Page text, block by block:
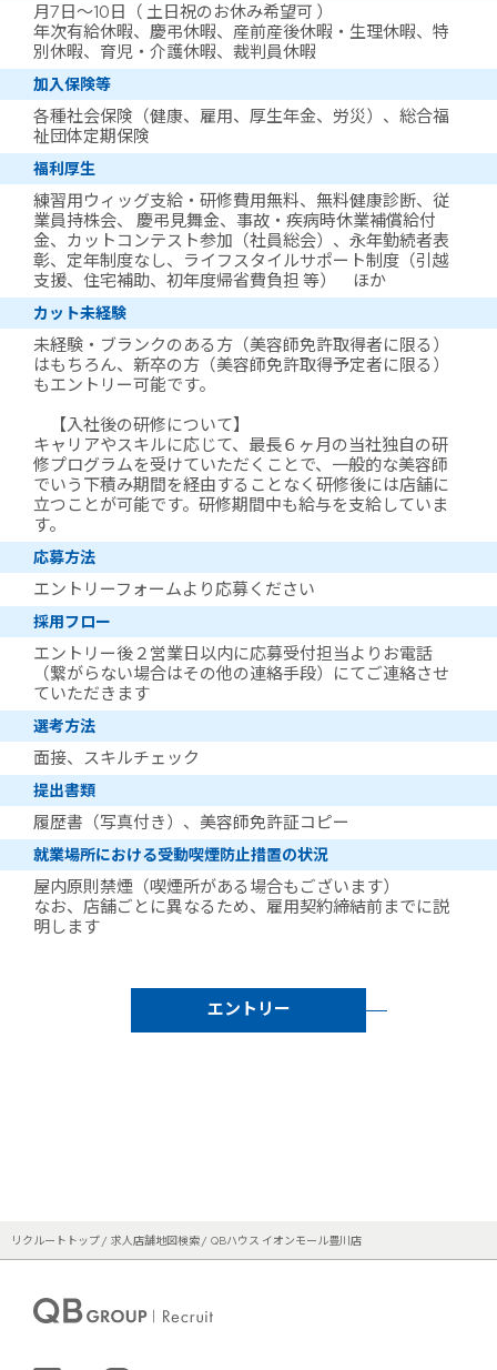
月7日～10日（ 土日祝のお休み希望可 ）
年次有給休暇、慶弔休暇、産前産後休暇・生理休暇、特
別休暇、育児・介護休暇、裁判員休暇
加入保険等
各種社会保険（健康、雇用、厚生年金、労災）、総合福
祉団体定期保険
福利厚生
練習用ウィッグ支給・研修費用無料、無料健康診断、従
業員持株会、 慶弔見舞金、事故・疾病時休業補償給付
金、カットコンテスト参加（社員総会）、永年勤続者表
彰、定年制度なし、ライフスタイルサポート制度（引越
支援、住宅補助、初年度帰省費負担 等） ほか
カット未経験
未経験・ブランクのある方（美容師免許取得者に限る）
はもちろん、新卒の方（美容師免許取得予定者に限る）
もエントリー可能です。
【入社後の研修について】
キャリアやスキルに応じて、最長６ヶ月の当社独自の研
修プログラムを受けていただくことで、一般的な美容師
でいう下積み期間を経由することなく研修後には店舗に
立つことが可能です。研修期間中も給与を支給していま
す。
応募方法
エントリーフォームより応募ください
採用フロー
エントリー後２営業日以内に応募受付担当よりお電話
（繋がらない場合はその他の連絡手段）にてご連絡させ
ていただきます
選考方法
面接、スキルチェック
提出書類
履歴書（写真付き）、美容師免許証コピー
就業場所における受動喫煙防止措置の状況
屋内原則禁煙（喫煙所がある場合もございます）
なお、店舗ごとに異なるため、雇用契約締結前までに説
明します
エントリー
リクルートトップ 求人店舗地図検索 QBハウス イオンモール豊川店